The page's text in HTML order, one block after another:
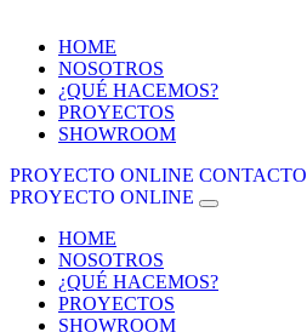
HOME
NOSOTROS
¿QUÉ HACEMOS?
PROYECTOS
SHOWROOM
PROYECTO ONLINE CONTACTO
PROYECTO ONLINE
HOME
NOSOTROS
¿QUÉ HACEMOS?
PROYECTOS
SHOWROOM